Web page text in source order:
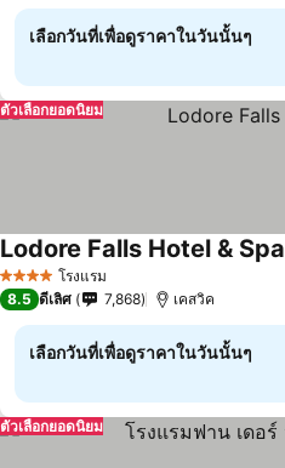
เลือกวันที่เพื่อดูราคาในวันนั้นๆ
ตัวเลือกยอดนิยม
4 ดาว โรงแรม
Lodore Falls Hotel & Spa
8.5 ดีเลิศ 7,868 เคสวิค
เลือกวันที่เพื่อดูราคาในวันนั้นๆ
ตัวเลือกยอดนิยม